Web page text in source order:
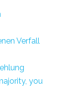
Verfall
you